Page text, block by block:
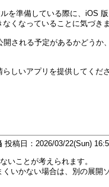
を準備している際に、iOS
くなっていることに気づき
される予定があるかどうか
しいアプリを提供してくだ
投稿日：2026/03/22(Sun)
いことが考えられます。
いかない場合は、別の展開